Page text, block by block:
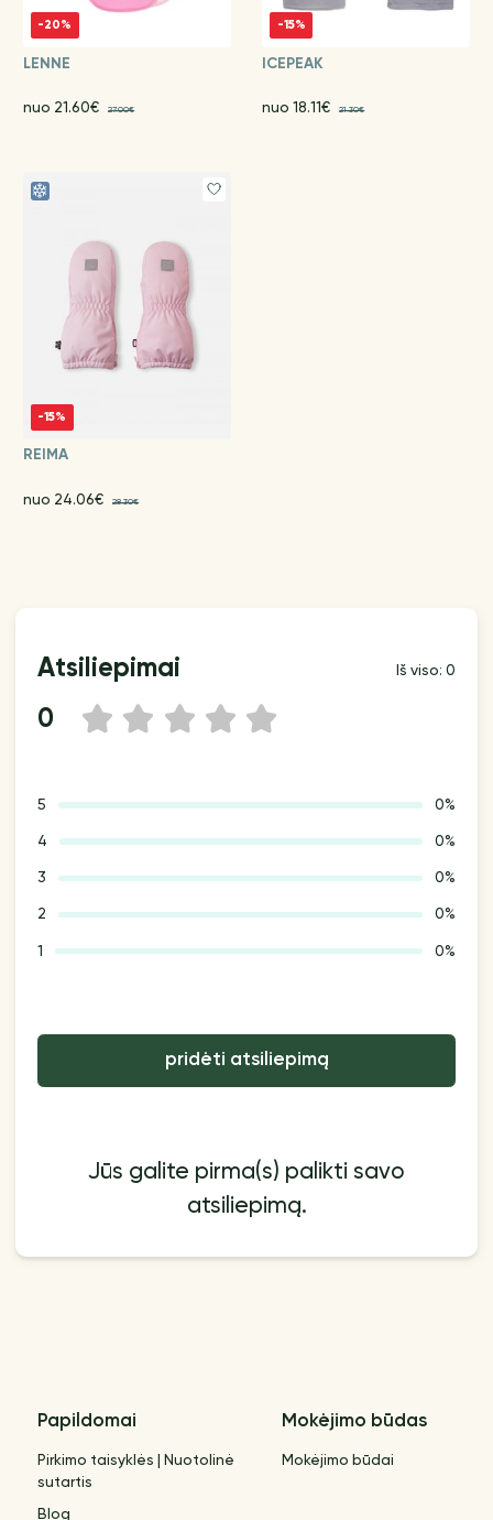
-20%
LENNE
nuo 21.60€ 27.00€
-15%
ICEPEAK
nuo 18.11€ 21.30€
-15%
REIMA
nuo 24.06€ 28.30€
Atsiliepimai Iš viso: 0
0 5
4
3
2
1
5 0%
4 0%
3 0%
2 0%
1 0%
pridėti atsiliepimą
Jūs galite pirma(s) palikti savo
atsiliepimą.
Papildomai
Pirkimo taisyklės | Nuotolinė
sutartis
Blog
Mokėjimo būdas
Mokėjimo būdai